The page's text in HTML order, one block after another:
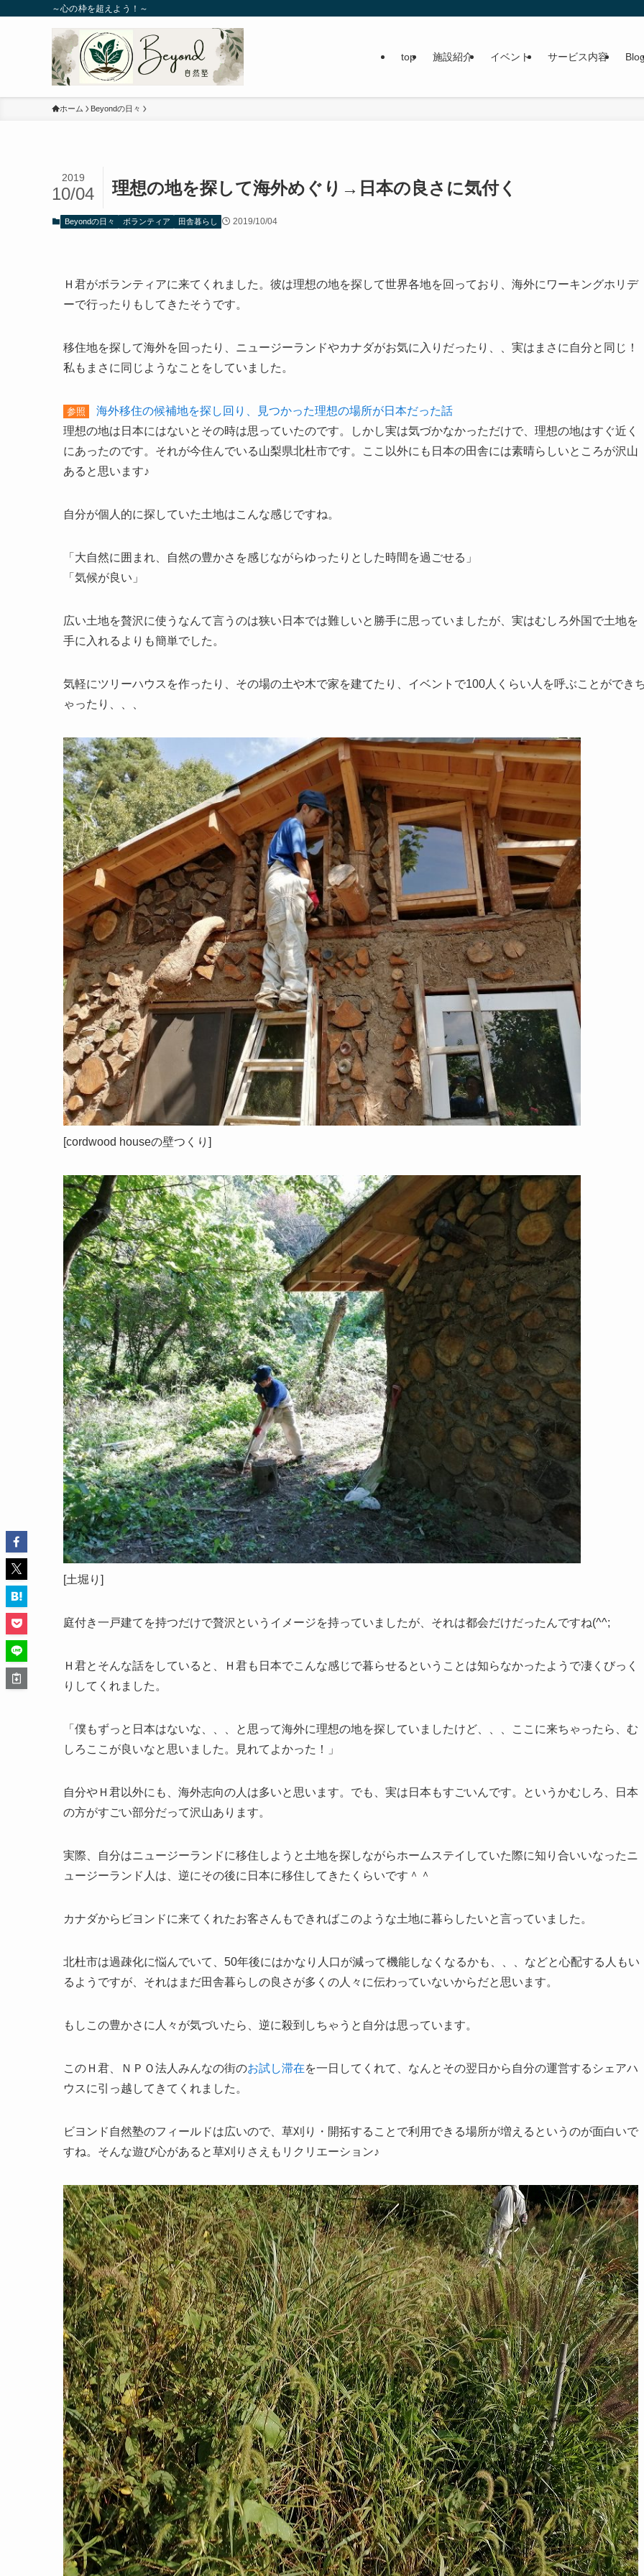
～心の枠を超えよう！～
top 施設紹介 イベント サービス内容
ホーム Beyondの日々
理想の地を探して海外めぐり→日本の良さに気付く
2019
10/04
Beyondの日々 ボランティア 田舎暮らし 2019/10/04
Ｈ君がボランティアに来てくれました。彼は理想の地を探して世界各地を回っており、海外にワーキングホリデ
ーで行ったりもしてきたそうです。
移住地を探して海外を回ったり、ニュージーランドやカナダがお気に入りだったり、、実はまさに自分と同じ！
私もまさに同じようなことをしていました。
参照
海外移住の候補地を探し回り、見つかった理想の場所が日本だった話
理想の地は日本にはないとその時は思っていたのです。しかし実は気づかなかっただけで、理想の地はすぐ近く
にあったのです。それが今住んでいる山梨県北杜市です。ここ以外にも日本の田舎には素晴らしいところが沢山
あると思います♪
自分が個人的に探していた土地はこんな感じですね。
「大自然に囲まれ、自然の豊かさを感じながらゆったりとした時間を過ごせる」
「気候が良い」
広い土地を贅沢に使うなんて言うのは狭い日本では難しいと勝手に思っていましたが、実はむしろ外国で土地を
手に入れるよりも簡単でした。
気軽にツリーハウスを作ったり、その場の土や木で家を建てたり、イベントで100人くらい人を呼ぶことができ
ゃったり、、、
[cordwood houseの壁つくり]
[土堀り]
庭付き一戸建てを持つだけで贅沢というイメージを持っていましたが、それは都会だけだったんですね(^^;
Ｈ君とそんな話をしていると、Ｈ君も日本でこんな感じで暮らせるということは知らなかったようで凄くびっく
りしてくれました。
「僕もずっと日本はないな、、、と思って海外に理想の地を探していましたけど、、、ここに来ちゃったら、む
しろここが良いなと思いました。見れてよかった！」
自分やＨ君以外にも、海外志向の人は多いと思います。でも、実は日本もすごいんです。というかむしろ、日本
の方がすごい部分だって沢山あります。
実際、自分はニュージーランドに移住しようと土地を探しながらホームステイしていた際に知り合いいなったニ
ュージーランド人は、逆にその後に日本に移住してきたくらいです＾＾
カナダからビヨンドに来てくれたお客さんもできればこのような土地に暮らしたいと言っていました。
北杜市は過疎化に悩んでいて、50年後にはかなり人口が減って機能しなくなるかも、、、などと心配する人もい
るようですが、それはまだ田舎暮らしの良さが多くの人々に伝わっていないからだと思います。
もしこの豊かさに人々が気づいたら、逆に殺到しちゃうと自分は思っています。
このＨ君、ＮＰＯ法人みんなの街のお試し滞在を一日してくれて、なんとその翌日から自分の運営するシェアハ
ウスに引っ越してきてくれました。
ビヨンド自然塾のフィールドは広いので、草刈り・開拓することで利用できる場所が増えるというのが面白いで
すね。そんな遊び心があると草刈りさえもリクリエーション♪